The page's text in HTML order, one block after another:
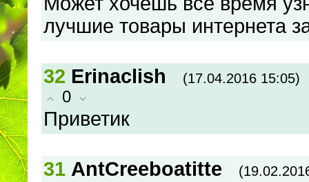
лучшие товары интернета
32 Erinaclish (17.04.2016 15:05)
0
Приветик
31 AntCreeboatitte